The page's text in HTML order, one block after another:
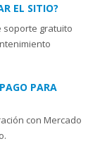
EL SITIO?
soporte gratuito
PARA
con Mercado